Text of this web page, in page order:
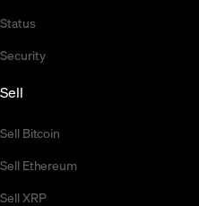
Status
Security
Sell
Sell Bitcoin
Sell Ethereum
Sell XRP